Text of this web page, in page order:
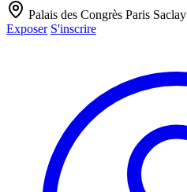
Palais des Congrès Paris Saclay
Exposer S'inscrire